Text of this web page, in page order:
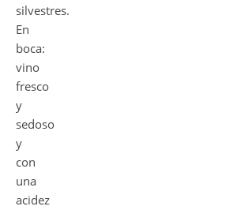
silvestres.
En
boca:
vino
fresco
y
sedoso
y
con
una
acidez